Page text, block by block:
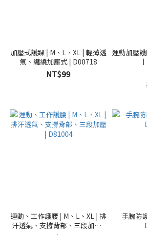
加壓式護踝 | M、L、XL | 輕薄透
氣、纏繞加壓式 | D00718
NT$99
運動加壓護腕
運動、工作護腰 | M、L、XL | 排
汗透氣、支撐背部、三段加壓 |
手腕防